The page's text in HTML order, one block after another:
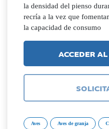
la densidad del pienso
recría a la vez que
la capacidad de consumo
ACCEDER
Aves Aves de granja